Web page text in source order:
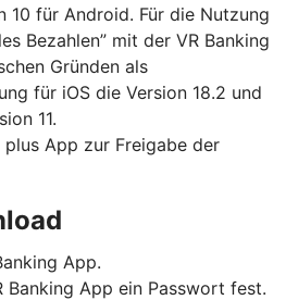
10 für Android. Für die Nutzung
Bezahlen” mit der VR Banking
Gründen als
für iOS die Version 18.2 und
11.
plus App zur Freigabe der
App.
Banking App ein Passwort fest.